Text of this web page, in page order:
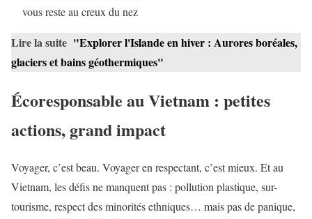
vous reste au creux du nez
Lire la suite "Explorer l'Islande en hiver : Aurores boréales,
glaciers et bains géothermiques"
Écoresponsable au Vietnam : petites
actions, grand impact
Voyager, c’est beau. Voyager en respectant, c’est mieux. Et au
Vietnam, les défis ne manquent pas : pollution plastique, sur-
tourisme, respect des minorités ethniques… mais pas de panique,